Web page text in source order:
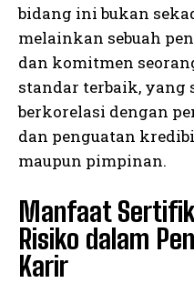
bidang ini bukan
melainkan sebuah
dan komitmen
standar terbaik, yang
berkorelasi dengan
dan penguatan
maupun pimpinan.
Manfaat
Risiko dalam
Karir